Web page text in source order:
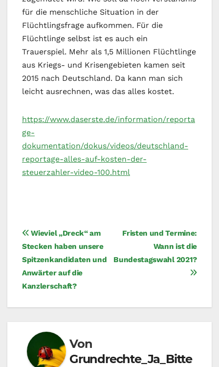
für die menschliche Situation in der
Flüchtlingsfrage aufkommen. Für die
Flüchtlinge selbst ist es auch ein
Trauerspiel. Mehr als 1,5 Millionen Flüchtlinge
aus Kriegs- und Krisengebieten kamen seit
2015 nach Deutschland. Da kann man sich
leicht ausrechnen, was das alles kostet.
https://www.daserste.de/information/reporta
ge-
dokumentation/dokus/videos/deutschland-
reportage-alles-auf-kosten-der-
steuerzahler-video-100.html
Beitragsnavigation
Fristen und Termine:
Wann ist die
Bundestagswahl 2021?
Wieviel „Dreck“ am
Stecken haben unsere
Spitzenkandidaten und
Anwärter auf die
Kanzlerschaft?
Von
Grundrechte_Ja_Bitte